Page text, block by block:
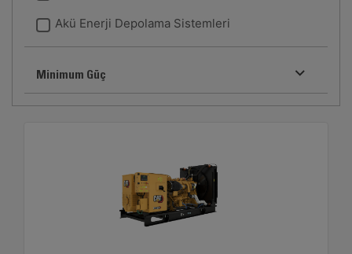
Akü Enerji Depolama Sistemleri
Minimum Güç